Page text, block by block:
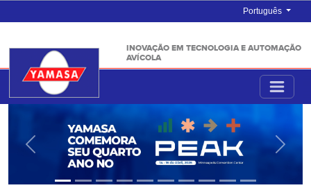
Português
INOVAÇÃO EM TECNOLOGIA E AUTOMAÇÃO
AVÍCOLA
Anterior